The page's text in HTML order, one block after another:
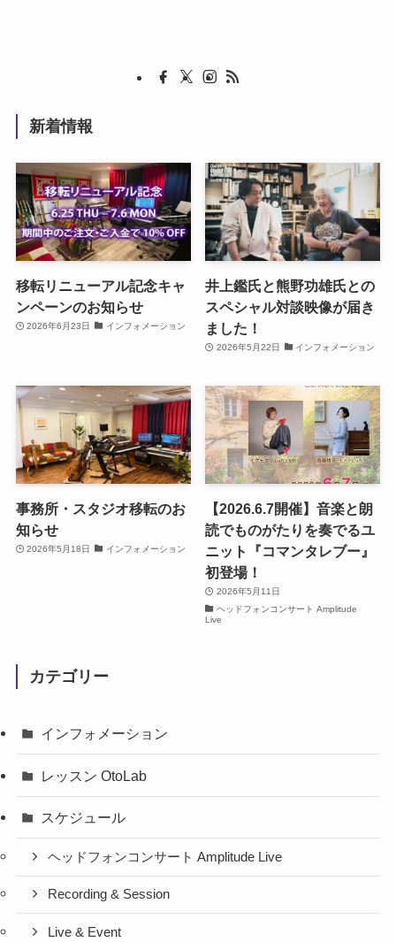
新着情報
移転リニューアル記念キャ
ンペーンのお知らせ
2026年6月23日 インフォメーション
井上鑑氏と熊野功雄氏との
スペシャル対談映像が届き
ました！
2026年5月22日 インフォメーション
事務所・スタジオ移転のお
知らせ
2026年5月18日 インフォメーション
【2026.6.7開催】音楽と朗
読でものがたりを奏でるユ
ニット『コマンタレブー』
初登場！
2026年5月11日
ヘッドフォンコンサート Amplitude
Live
カテゴリー
インフォメーション
レッスン OtoLab
スケジュール
ヘッドフォンコンサート Amplitude Live
Recording & Session
Live & Event